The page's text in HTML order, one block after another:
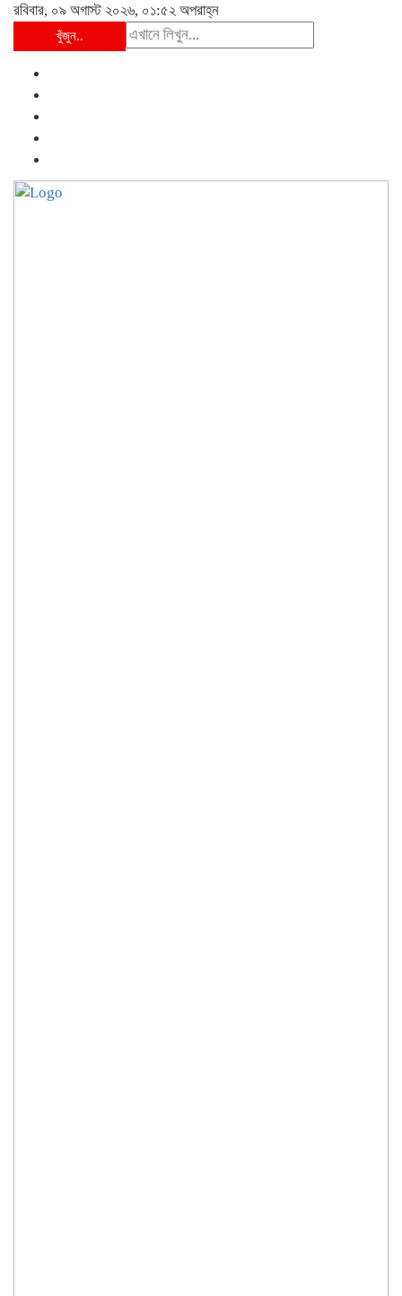
রবিবার, ০৯ অগাস্ট ২০২৬, ০১:৫২ অপরাহ্ন
খুঁজুন..